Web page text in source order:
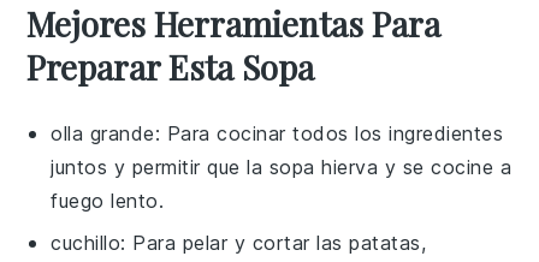
Mejores Herramientas Para
Preparar Esta Sopa
olla grande: Para cocinar todos los ingredientes
juntos y permitir que la sopa hierva y se cocine a
fuego lento.
cuchillo: Para pelar y cortar las patatas,